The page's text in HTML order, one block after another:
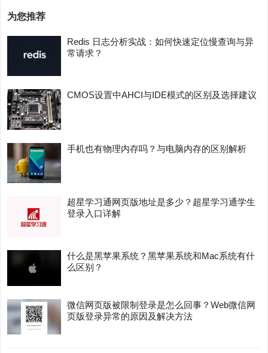
为您推荐
Redis 日志分析实战：如何快速定位慢查询与异
常请求？
CMOS设置中AHCI与IDE模式的区别及选择建议
手机也有物理内存吗？与电脑内存的区别解析
超星学习通网页版地址是多少？超星学习通学生
登录入口详解
什么是黑苹果系统？黑苹果系统和Mac系统有什
么区别？
微信网页版被限制登录是怎么回事？Web微信网
页版登录异常的原因及解决方法